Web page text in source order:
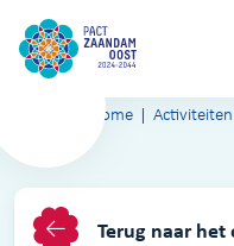
Home Activiteiten
Terug naar